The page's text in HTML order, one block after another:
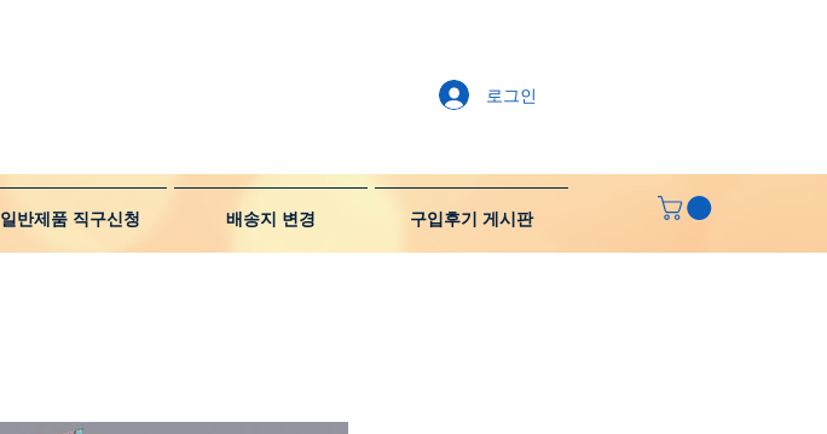
일반제품 직구신청 배송지 변경 구입후기 게시판
로그인